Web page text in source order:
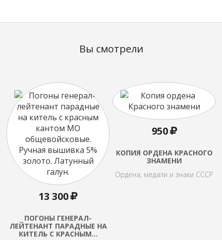
Вы смотрели
13 300
ПОГОНЫ ГЕНЕРАЛ-
ЛЕЙТЕНАНТ ПАРАДНЫЕ НА
КИТЕЛЬ С КРАСНЫМ…
950
КОПИЯ ОРДЕНА КРАСНОГО
ЗНАМЕНИ
Ордена, медали и знаки СССР